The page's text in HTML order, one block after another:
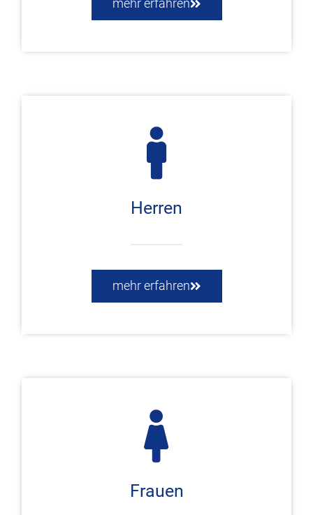
mehr erfahren
Herren
mehr erfahren
Frauen